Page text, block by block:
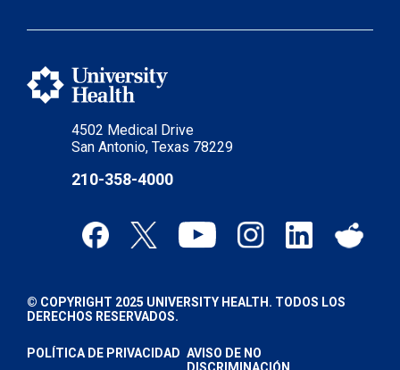
4502 Medical Drive
San Antonio, Texas 78229
210-358-4000
© COPYRIGHT 2025 UNIVERSITY HEALTH. TODOS LOS
DERECHOS RESERVADOS.
POLÍTICA DE PRIVACIDAD AVISO DE NO